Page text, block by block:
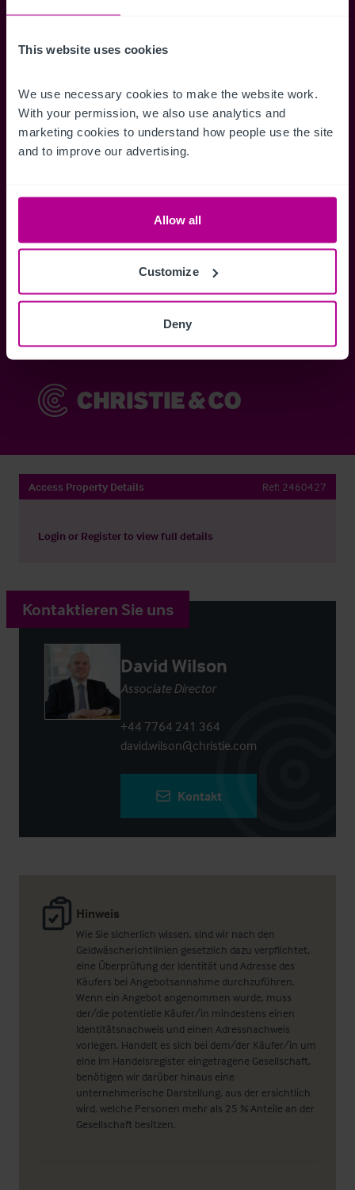
This website uses cookies
We use necessary cookies to make the website work.
With your permission, we also use analytics and
marketing cookies to understand how people use the site
and to improve our advertising.
Allow all
Customize
Deny
erhalten.
Zugriff auf alle
Informationen
Erhalten Sie Zugriff auf alle
Mitglieder.
Speichern
und einfach
Anmelden
Sie haben bereits ein Konto? Jetzt anmelden
Access Property Details Ref: 2460427
Login or Registerto view full details
Hinweis
Wie Sie sicherlich wissen, sind wir nach den
Geldwäscherichtlinien gesetzlich dazu verpflichtet,
eine Überprüfung der Identität und Adresse des
Käufers bei Angebotsannahme durchzuführen.
Wenn ein Angebot angenommen wurde, muss
der/die potentielle Käufer/in mindestens einen
Identitätsnachweis und einen Adressnachweis
vorlegen. Handelt es sich bei dem/der Käufer/in um
eine im Handelsregister eingetragene Gesellschaft,
benötigen wir darüber hinaus eine
unternehmerische Darstellung, aus der ersichtlich
wird, welche Personen mehr als 25 % Anteile an der
Gesellschaft besitzen.
Kontaktieren Sie uns
David Wilson
Associate Director
+44 7764 241 364
david.wilson@christie.com
Kontakt